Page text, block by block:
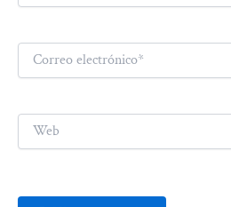
Correo
electrónico*
Web